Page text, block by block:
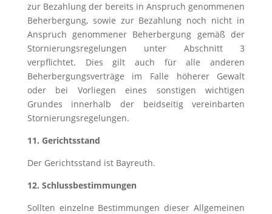
zur Bezahlung der bereits in Anspruch genommenen
Beherbergung, sowie zur Bezahlung noch nicht in
Anspruch genommener Beherbergung gemäß der
Stornierungsregelungen unter Abschnitt 3
verpflichtet. Dies gilt auch für alle anderen
Beherbergungsverträge im Falle höherer Gewalt
oder bei Vorliegen eines sonstigen wichtigen
Grundes innerhalb der beidseitig vereinbarten
Stornierungsregelungen.
11. Gerichtsstand
Der Gerichtsstand ist Bayreuth.
12. Schlussbestimmungen
Sollten einzelne Bestimmungen dieser Allgemeinen